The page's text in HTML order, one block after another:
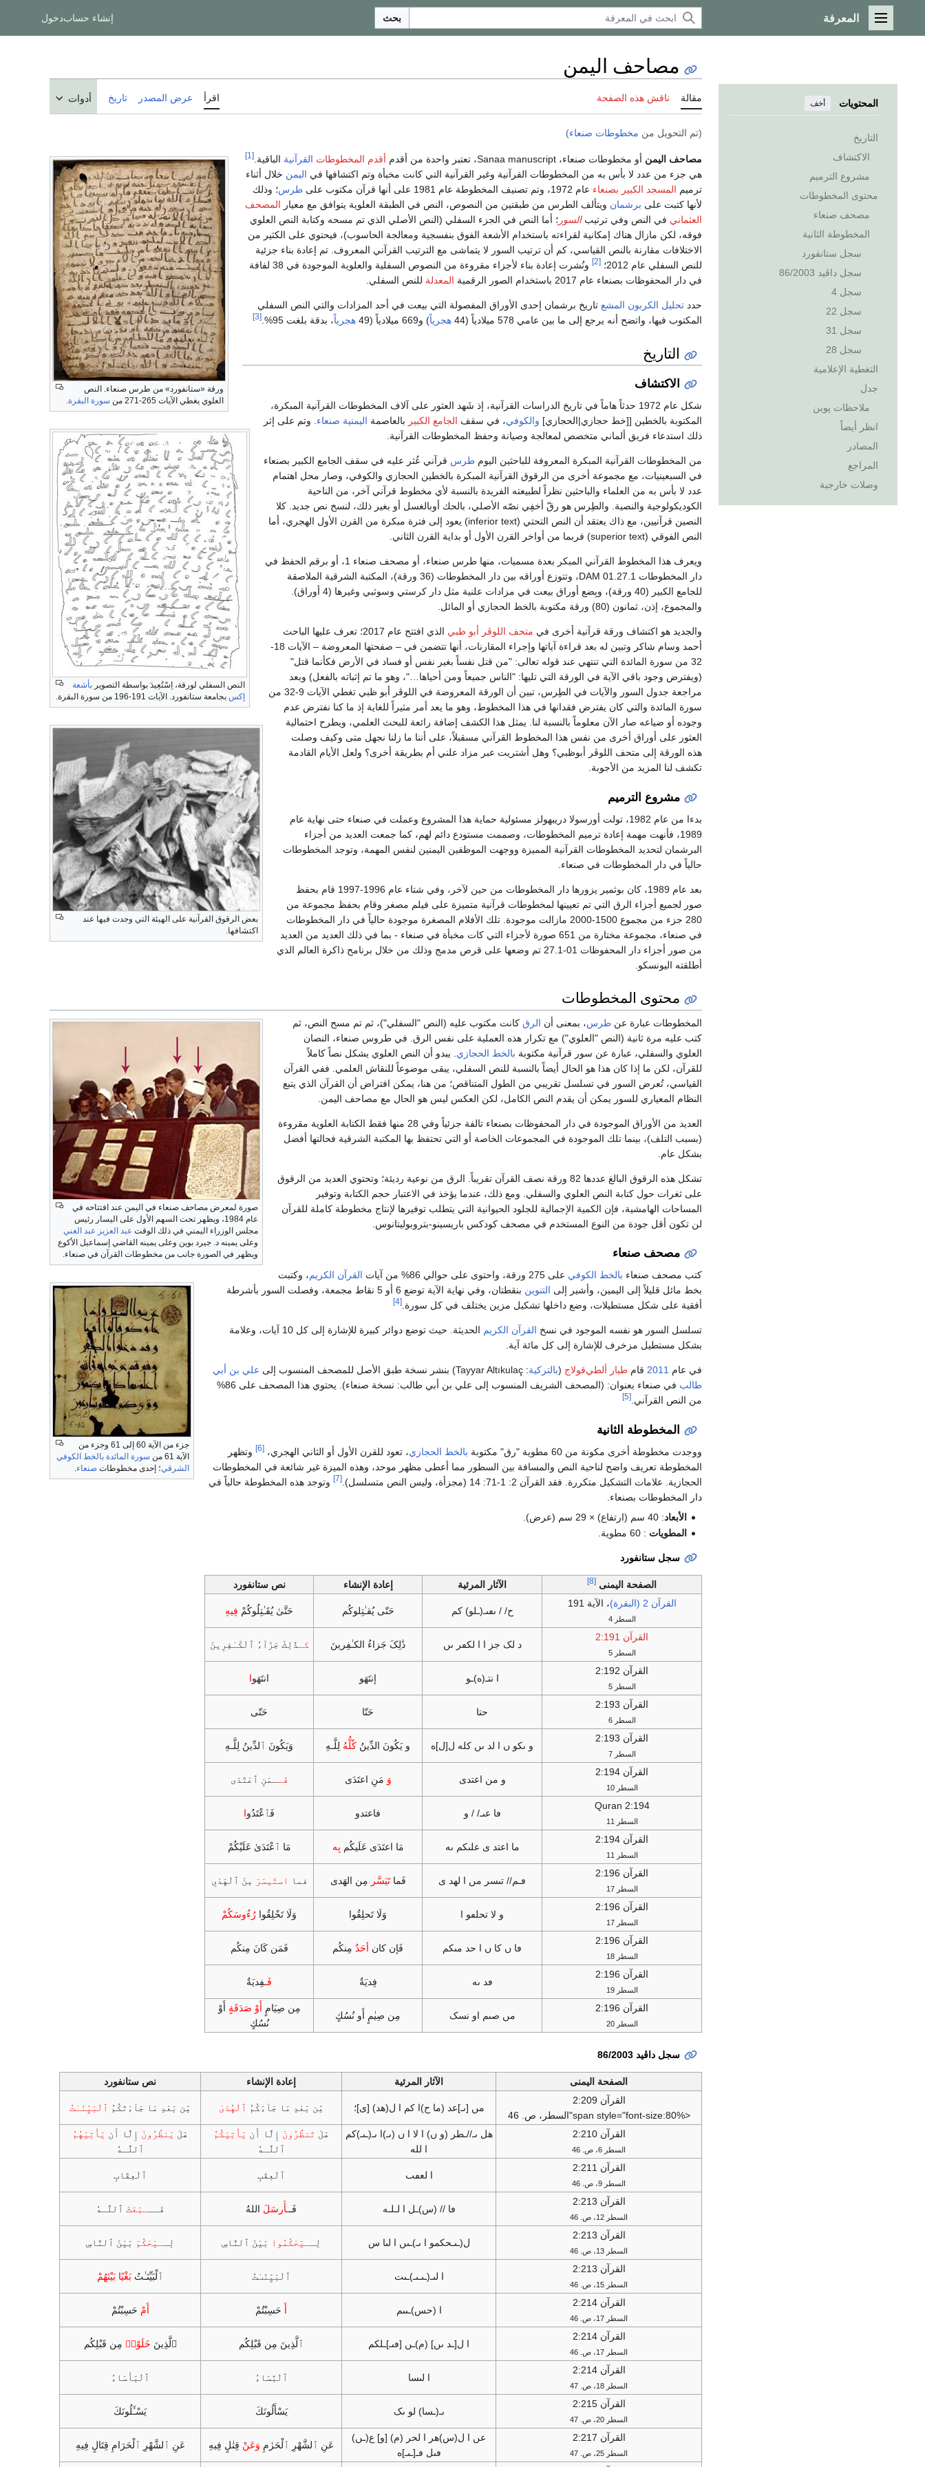
القائمة الرئيسية
المعرفة بحث إنشاء حسابدخول
المحتويات أخف
التاريخ
الاكتشاف
مشروع الترميم
محتوى المخطوطات
مصحف صنعاء
المخطوطة الثانية
سجل ستانفورد
سجل داڤيد 86/2003
سجل 4
سجل 22
سجل 31
سجل 28
التغطية الإعلامية
جدل
ملاحظات پوين
انظر أيضاً
المصادر
المراجع
وصلات خارجية
مصاحف اليمن
مقالة ناقش هذه الصفحة اقرأ عرض المصدر تاريخ أدوات
(تم التحويل من مخطوطات صنعاء)
ورقة «ستانفورد» من طرس صنعاء. النص
العلوي يغطي الآيات 265-271 من
سورة البقرة.
النص السفلي لورقة، اِسْتُعِيدَ بواسطة التصوير بأشعة
إكس بجامعة ستانفورد. الآيات 191-196 من سورة البقرة.
مصاحف اليمن أو مخطوطات صنعاء، Sanaa manuscript، تعتبر واحدة من أقدم أقدم المخطوطات القرآنية الباقية. [1]
هي جزء من عدد لا بأس به من المخطوطات القرآنية وغير القرآنية التي كانت مخبأة وتم اكتشافها في اليمن خلال أثناء
ترميم المسجد الكبير بصنعاء عام 1972، وتم تصنيف المخطوطة عام 1981 على أنها قرآن مكتوب على طرس؛ وذلك
لأنها كتبت على برشمان ويتألف الطرس من طبقتين من النصوص، النص في الطبقة العلوية يتوافق مع معيار المصحف
العثماني في النص وفي ترتيبالسور ؛ أما النص في الجزء السفلي (النص الأصلي الذي تم مسحه وكتابة النص العلوي
فوقه، لكن مازال هناك إمكانية لقراءته باستخدام الأشعة الفوق بنفسجية ومعالجة الحاسوب)، فيحتوي على الكثير من
الاختلافات مقارنة بالنص القياسي، كم أن ترتيب السور لا يتماشى مع الترتيب القرآني المعروف. تم إعادة بناء جزئية
للنص السفلي عام 2012؛
[2]
ونُشرت إعادة بناء لأجزاء مقروءة من النصوص السفلية والعلوية الموجودة في 38 لفافة
في دار المحفوظات بصنعاء عام 2017 باستخدام الصور الرقمية
المعدلة للنص السفلي.
حدد تحليل الكربون المشع تاريخ برشمان إحدى الأوراق المفصولة التي بيعت في أحد المزادات والتي النص السفلي
المكتوب فيها، واتضح أنه يرجع إلى ما بين عامي 578 ميلادياً (44
هجرياً) و669 ميلادياً (49 هجرياً، بدقة بلغت 95%. [3]
التاريخ
الاكتشاف
بعض الرقوق القرآنية على الهيئة التي وجدت فيها عند
اكتشافها.
شكل عام 1972 حدثاً هاماً في تاريخ الدراسات القرآنية، إذ شَهد العثور على آلاف المخطوطات القرآنية المبكرة،
المكتوبة بالخطين [[خط حجازي|الحجازي] والكوفي، في سقف الجامع الكبير بالعاصمة اليمنية صنعاء . وتم على إثر
ذلك استدعاء فريق ألماني متخصص لمعالجة وصيانة وحفظ المخطوطات القرآنية.
من المخطوطات القرآنية المبكرة المعروفة للباحثين اليوم طرس قرآني عُثر عليه في سقف الجامع الكبير بصنعاء
في السبعينيات، مع مجموعة أخرى من الرقوق القرآنية المبكرة بالخطين الحجازي والكوفي، وصار محل اهتمام
عدد لا بأس به من العلماء والباحثين نظراً لطبيعته الفريدة بالنسبة لأي مخطوط قرآني آخر، من الناحية
الكوديكولوجية والنصية. والطِرس هو رقّ أخفِي نصّه الأصلي، بالحك أوبالغسل أو بغير ذلك، لنسخ نص جديد. كلا
النصين قرآنيين، مع ذاك يعتقد أن النص التحتي (inferior text) يعود إلى فترة مبكرة من القرن الأول الهجري، أما
النص الفوقي (superior text) فربما من أواخر القرن الأول أو بداية القرن الثاني.
ويعرف هذا المخطوط القرآني المبكر بعدة مسميات، منها طرس صنعاء، أو مصحف صنعاء 1، أو برقم الحفظ في
دار المخطوطات 01.27.1 DAM، وتتوزع أوراقه بين دار المخطوطات (36 ورقة)، المكتبة الشرقية الملاصقة
للجامع الكبير (40 ورقة)، وبِضع أوراق بيعت في مزادات علنية مثل دار كرستي وسوثبي وغيرها (4 أوراق).
والمجموع، إذن، ثمانون (80) ورقة مكتوبة بالخط الحجازي أو المائل.
والجديد هو اكتشاف ورقة قرآنية أخرى في متحف اللوڤر أبو ظبي
الذي افتتح عام 2017؛ تعرف عليها الباحث
أحمد وسام شاكر وتبين له بعد قراءة آياتها وإجراء المقارنات، أنها تتضمن في – صفحتها المعروضة – الآيات 18-
32 من سورة المائدة التي تنتهي عند قوله تعالى: "من قتل نفساً بغير نفس أو فساد في الأرض فكأنما قتل"
(ويفترض وجود باقي الآية في الورقة التي تليها: "الناس جميعاً ومن أحياها…"، وهو ما تم إثباته بالفعل) وبعد
مراجعة جدول السور والآيات في الطِرس، تبين أن الورقة المعروضة في اللوڤر أبو ظبي تغطي الآيات 9-32 من
سورة المائدة والتي كان يفترض فقدانها في هذا المخطوط، وهو ما يعد أمر مثيراً للغاية إذ ما كنا نفترض عدم
وجوده أو ضياعه صار الآن معلوماً بالنسبة لنا. يمثل هذا الكشف إضافة رائعة للبحث العلمي، ويطرح احتمالية
العثور على أوراق أخرى من نفس هذا المخطوط القرآني مسقبلاً، على أننا ما زلنا نجهل متى وكيف وصلت
هذه الورقة إلى متحف اللوڤر أبوظبي؟ وهل أشتريت عبر مزاد علني أم بطريقة أخرى؟ ولعل الأيام القادمة
تكشف لنا المزيد من الأجوبة.
مشروع الترميم
بدءا من عام 1982، تولت أورسولا دريبهولز مسئولية حماية هذا المشروع وعملت في صنعاء حتى نهاية عام
1989، فأنهت مهمة إعادة ترميم المخطوطات، وصممت مستودع دائم لهم، كما جمعت العديد من أجزاء
البرشمان لتحديد المخطوطات القرآنية المميزة ووجهت الموظفين اليمنين لنفس المهمة، وتوجد المخطوطات
حالياً في دار المخطوطات في صنعاء.
بعد عام 1989، كان بوثمير يزورها دار المخطوطات من حين لآخر، وفي شتاء عام 1996-1997 قام بحفظ
صور لجميع أجزاء الرق التي تم تعيينها لمخطوطات قرآنية متميزة على فيلم مصغر وقام بحفظ مجموعة من
280 جزء من مجموع 1500-2000 مازالت موجودة. تلك الأفلام المصغرة موجودة حالياً في دار المخطوطات
في صنعاء، مجموعة مختارة من 651 صورة لأجزاء التي كات مخبأة في صنعاء - بما في ذلك العديد من العديد
من صور أجزاء دار المحفوظات 01-27.1 تم وضعها على قرص مدمج وذلك من خلال برنامح ذاكرة العالم الذي
أطلقته اليونسكو.
محتوى المخطوطات
صورة لمعرض مصاحف صنعاء في اليمن عند افتتاحه في
عام 1984، ويظهر تحت السهم الأول على اليسار رئيس
مجلس الوزراء اليمني في ذلك الوقت عبد العزيز عبد الغني
وعلى يمينه د. جيرد بوين وعلى يمينه القاضي إسماعيل الأكوع
ويظهر في الصورة جانب من مخطوطات القرآن في صنعاء.
المخطوطات عبارة عن طرس، بمعنى أن الرق كانت مكتوب عليه (النص "السفلي")، ثم تم مسح النص، ثم
كتب عليه مرة ثانية (النص "العلوي") مع تكرار هذه العملية على نفس الرق. في طروس صنعاء، النصان
العلوي والسفلي، عبارة عن سور قرآنية مكتوبة بالخط الحجازي . يبدو أن النص العلوي يشكل نصاً كاملاً
للقرآن، لكن ما إذا كان هذا هو الحال أيضاً بالنسبة للنص السفلي، يبقى موضوعاً للنقاش العلمي. ففي القرآن
القياسي، تُعرض السور في تسلسل تقريبي من الطول المتناقص؛ من هنا، يمكن افتراض أن القرآن الذي يتبع
النظام المعياري للسور يمكن أن يقدم النص الكامل، لكن العكس ليس هو الحال مع مصاحف اليمن.
العديد من الأوراق الموجودة في دار المحفوظات بصنعاء تالفة جزئياً وفي 28 منها فقط الكتابة العلوية مقروءة
(بسبب التلف)، بينما تلك الموجودة في المجموعات الخاصة أو التي تحتفظ بها المكتبة الشرقية فحالتها أفضل
بشكل عام.
تشكل هذه الرقوق البالغ عددها 82 ورقة نصف القرآن تقريباً. الرق من نوعية رديئة؛ وتحتوي العديد من الرقوق
على ثغرات حول كتابة النص العلوي والسفلي. ومع ذلك، عندما يؤخذ في الاعتبار حجم الكتابة وتوفير
المساحات الهامشية، فإن الكمية الإجمالية للجلود الحيوانية التي يتطلب توفيرها لإنتاج مخطوطة كاملة للقرآن
لن تكون أقل جودة من النوع المستخدم في مصحف كودكس باريسينو-بتروبوليتانوس.
مصحف صنعاء
جزء من الآية 60 إلى 61 وجزء من
الآية 61 من
سورة المائدة بالخط الكوفي
الشرقي؛ إحدى مخطوطات صنعاء.
كتب مصحف صنعاء بالخط الكوفي على 275 ورقة، واحتوى على حوالي 86% من آيات القرآن الكريم، وكتبت
بخط مائل قليلاً إلى اليمين، وأشير إلى التنوين
بنقطتان، وفي نهاية الآية توضع 6 أو 5 نقاط مجمعة، وفصلت السور بأشرطة
أفقية على شكل مستطيلات، وضع داخلها تشكيل مزين يختلف في كل سورة.[4]
تسلسل السور هو نفسه الموجود في نسخ القرآن الكريم
الحديثة. حيث توضع دوائر كبيرة للإشارة إلى كل 10 آيات، وعلامة
بشكل مستطيل مزخرف للإشارة إلى كل مائة آية.
في عام 2011 قام طيار ألطي‌قولاج (بالتركية: Tayyar Altıkulaç) بنشر نسخة طبق الأصل للمصحف المنسوب إلى
علي بن أبي
طالب
في صنعاء بعنوان: (المصحف الشريف المنسوب إلى علي بن أبي طالب: نسخة صنعاء). يحتوي هذا المصحف على 86%
من النص القرآني.[5]
المخطوطة الثانية
ووجدت مخطوطة أخرى مكونة من 60 مطوية "رق" مكتوبة بالخط الحجازي، تعود للقرن الأول أو الثاني الهجري، [6]
وتظهر
المخطوطة تعريف واضح لناحية النص والمسافة بين السطور مما أعطى مظهر موحد، وهذه الميزة غير شائعة في المخطوطات
الحجازية. علامات التشكيل متكررة. فقد القرآن 2: 1-71: 14 (مجزأة، وليس النص متسلسل).
[7]
وتوجد هذه المخطوطة حالياً في
دار المخطوطات بصنعاء.
الأبعاد: 40 سم (ارتفاع) × 29 سم (عرض).
المطويات : 60 مطوية.
سجل ستانفورد
الصفحة اليمنى [8] الآثار المرئية إعادة الإنشاء
نص ستانفورد
القرآن 2 (البقرة)
، الآية 191
السطر 4
ح/ / ٮٯٮـ(ـلو) کم حَتّی يُقـٰتِلوکُم حَتَّىٰ يُقَـٰتِلُوكُمْ فِيهِ
القرآن 2:191
السطر 5
د لک جز ا ا لکڡر ٮں ذَٰلِکَ جَزاءُ الکـٰفِرينَ كـذَٰلِكَ جَزَآءُ ٱلْكَـٰفِرِينَ
القرآن 2:192
السطر 5
ا نتـ(ه)ـو إنتَهَو انتَهَوا
القرآن 2:193
السطر 6
حتا حَتّا حَتّی
القرآن 2:193
السطر 7
و ٮکو ں ا لد ٮں کله ل[ل]ه و يَكُونَ الدِّينُ كُلُّهُ لِلَّـهِ وَيَكُونَ ٱلدِّينُ لِلَّـهِ
القرآن 2:194
السطر 10
و من اعتدی وَ مَنِ اعتَدَی فَــمَنِ ٱعْتَدَى
Quran 2:194
السطر 11
ڡا عٮـ/ / و فاعتدو فَٱعْتَدُوا
القرآن 2:194
السطر 11
ما اعتد ی علٮكم ٮه مَا اعتَدَی عَلَيكُم بِه مَا ٱعْتَدَىٰ عَلَيْكُمْ
القرآن 2:196
السطر 17
ڡـم// تٮسر مں ا لهد ی فَماتَيَسَّر مِن الهَدی فما استَيسَرَ مِنَ ٱلْهَدْىِ
القرآن 2:196
السطر 17
و لا تحلٯو ا وَلَا تَحلِقُوا وَلَا تَحْلِقُوا رُءُوسَكُمْ
القرآن 2:196
السطر 18
ڡا ں كا ں ا حد مٮكم فَإن كان أحَدٌ مِنكُم فَمَن كَانَ مِنكُم
القرآن 2:196
السطر 19
ڡد ٮه فِديَةٌ فَـفِديَةٌ
القرآن 2:196
السطر 20
مں صٮم او نسک مِن صِيٰمٍ أَو نُسُكٍ
مِن صِيَامٍ أَوْ صَدَقَةٍ أَوْ
نُسُكٍ
سجل داڤيد 86/2003
الصفحة اليمنى الآثار المرئية إعادة الإنشاء
نص ستانفورد
القرآن 2:209
<span style="font-size:80%"السطر، ص. 46
مں [ٮـ]عد (ما ح)ا کم ا ل(هد) [ی]؛ مِّن بَعْدِ مَا جَآءَكُمُ ٱلْهُدَىٰ مِّن بَعْدِ مَا جَآءَتْكُمُ ٱلْبَيِّنَـٰتُ
القرآن 2:210
السطر 6، ص. 46
هل ٮـ//ـطر (و ں) ا لا ا ں (ٮـ)ا ٮـ(ـٮـ)کم
ا لله
هَلْ تَنظُرُونَ إِلَّا أَن يَأْتِيَكُمُ
ٱللَّـهُ
هَلْ يَنظُرُونَ إِلَّا أَن يَأْتِيَهُمُ
ٱللَّـهُ
القرآن 2:211
السطر 9، ص. 46
ا لعڡٮ ٱلْعِقٰبِ ٱلْعِقَابِ
القرآن 2:213
السطر 12، ص. 46
ڡا // (س)ـل ا لـلـه فَــأَرسَلَ اللهُ فَـــبَعَثَ ٱللَّـهُ
القرآن 2:213
السطر 13، ص. 46
ل(ـٮـحکمو ا ٮـ)ـٮں ا لٮا س لِــيَحْكُمُوا بَيْنَ ٱلنَّاسِ لِــيَحْكُمَ بَيْنَ ٱلنَّاسِ
القرآن 2:213
السطر 15، ص. 46
ا لٮـ(ـٮـٮـ)ـٮت ٱلْبَيِّنَٮٰتُ ٱلْبَيِّنَـٰتُبَغْيًا بَيْنَهُمْ
القرآن 2:214
السطر 17، ص. 46
ا (حس)ـٮٮم أَ حَسِبْتُمْ أَمْ حَسِبْتُمْ
القرآن 2:214
السطر 17، ص. 46
ا ل[ـد ٮں] (م)ـں [ٯٮـ]ـلکم ٱلَّذِينَ مِن قَبْلِكُم ٱلَّذِينَ خَلَوْا۟ مِن قَبْلِكُم
القرآن 2:214
السطر 18، ص. 47
ا لٮسا ٱلْبَٔسَاءُ ٱلْبَأْسَاءُ
القرآن 2:215
السطر 20، ص. 47
ٮـ(ـسا) لو ٮک يَسْأَلُونَكَ يَسْـَٔلُونَكَ
القرآن 2:217
السطر 25، ص. 47
عں ا ل(س)هر ا لحر (م) [و] ع(ـں)
ٯٮل ڡـ[ـٮـ]ه
عَنِ ٱلشَّهْرِ ٱلْحَرٰمِ وَعَنْ قِتٰلٍ فِيهِ عَنِ ٱلشَّهْرِ ٱلْحَرَامِ قِتَالٍ فِيهِ